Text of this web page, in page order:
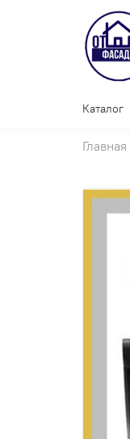
Каталог
Главная